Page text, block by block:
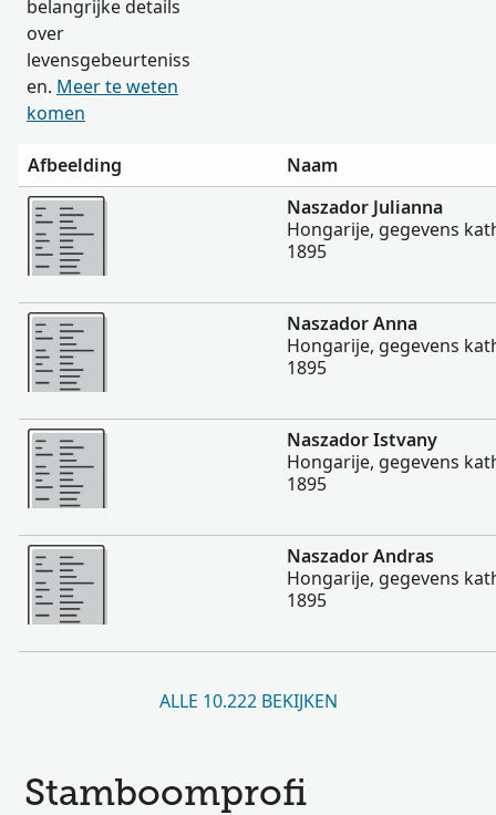
belangrijke details
over
levensgebeurteniss
en. Meer te weten
komen
Afbeelding
Naam
Meer
Naszador Julianna
Hongarije, gegevens
1895
Meer
Naszador Anna
Hongarije, gegevens
1895
Meer
Naszador Istvany
Hongarije, gegevens
1895
Meer
Naszador Andras
Hongarije, gegevens
1895
ALLE 10.222 BEKIJKEN
Stamboomprofi